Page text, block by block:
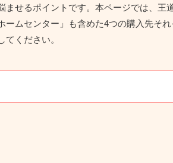
せるポイントです。本ページでは、王
ムセンター」も含めた4つの購入先そ
ください。